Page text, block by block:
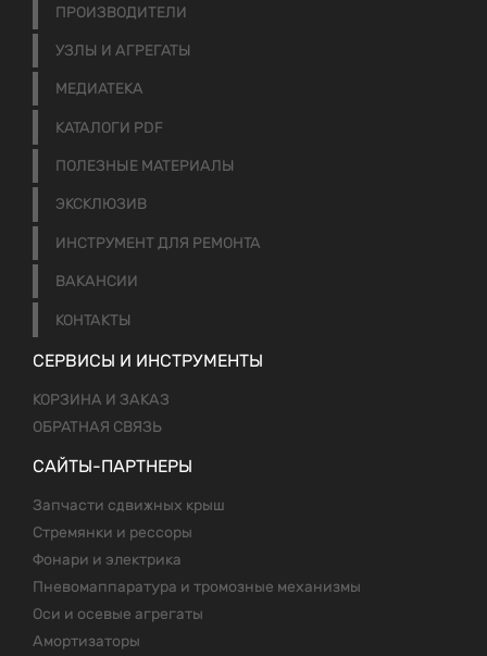
ПРОИЗВОДИТЕЛИ
УЗЛЫ И АГРЕГАТЫ
МЕДИАТЕКА
КАТАЛОГИ PDF
ПОЛЕЗНЫЕ МАТЕРИАЛЫ
ЭКСКЛЮЗИВ
ИНСТРУМЕНТ ДЛЯ РЕМОНТА
ВАКАНСИИ
КОНТАКТЫ
СЕРВИСЫ И ИНСТРУМЕНТЫ
КОРЗИНА И ЗАКАЗ
ОБРАТНАЯ СВЯЗЬ
САЙТЫ-ПАРТНЕРЫ
Запчасти сдвижных крыш
Стремянки и рессоры
Фонари и электрика
Пневомаппаратура и тромозные механизмы
Оси и осевые агрегаты
Амортизаторы